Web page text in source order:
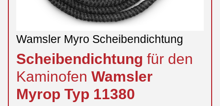
Wamsler Myro Scheibendichtung
Scheibendichtung für den
Kaminofen Wamsler
Myrop Typ 11380